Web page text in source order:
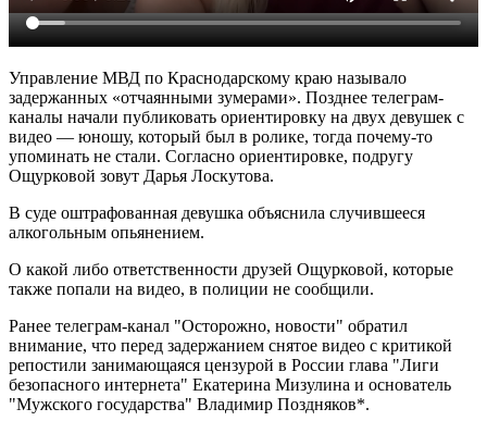
Управление МВД по Краснодарскому краю называло
задержанных «отчаянными зумерами». Позднее телеграм-
каналы начали публиковать ориентировку на двух девушек с
видео — юношу, который был в ролике, тогда почему-то
упоминать не стали. Согласно ориентировке, подругу
Ощурковой зовут Дарья Лоскутова.
В суде оштрафованная девушка объяснила случившееся
алкогольным опьянением.
О какой либо ответственности друзей Ощурковой, которые
также попали на видео, в полиции не сообщили.
Ранее телеграм-канал "Осторожно, новости" обратил
внимание, что перед задержанием снятое видео с критикой
репостили занимающаяся цензурой в России глава "Лиги
безопасного интернета" Екатерина Мизулина и основатель
"Мужского государства" Владимир Поздняков*.